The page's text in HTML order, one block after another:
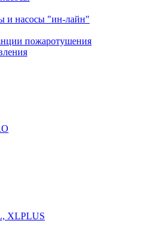
и насосы "ин-лайн"
пожаротушения
XLPLUS